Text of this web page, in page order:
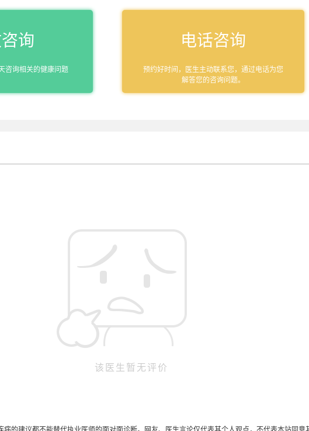
询
咨询相关的健康问题
电话咨询
预约好时间，医生主动联系您，通过电话为您
解答您的咨询问题。
该医生暂无评价